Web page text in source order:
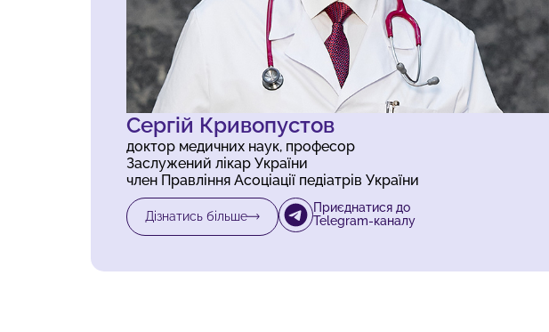
Сергій Кривопустов
доктор медичних наук, професор
Заслужений лікар України
член Правління Асоціації педіатрів України
Дізнатись більше
Приєднатися до
Telegram-каналу